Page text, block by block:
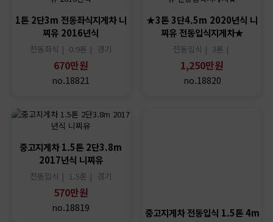
1톤 2단3m 전동좌식지게차 니
찌유 2016년식
전동좌식 | 0.9톤 | 경기
670만원
no.18821
★3톤 3단4.5m 2020년식 니
찌유 전동입식지게차★
전동입식 | 3톤 |
1,250만원
no.18820
중고지게차 1.5톤 2단3.8m
2017년식 니찌유
전동입식 | 1.5톤 | 경기
570만원
no.18819
중고지게차 전동입식 1.5톤 4m